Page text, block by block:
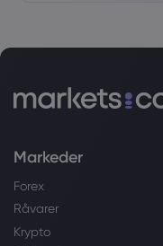
Markeder
Forex
Råvarer
Krypto